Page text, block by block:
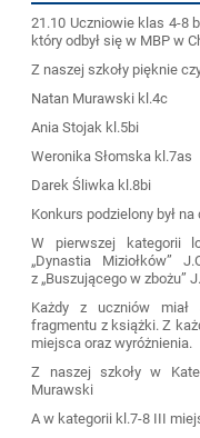
21.10 Uczniowie klas 4-8
który odbył się w MBP w
Z naszej szkoły pięknie
Natan Murawski kl.4c
Ania Stojak kl.5bi
Weronika Słomska kl.7as
Darek Śliwka kl.8bi
Konkurs podzielony był
W pierwszej kategorii
„Dynastia Miziołków”
z „Buszującego w zbożu”
Każdy z uczniów miał
fragmentu z książki. Z
miejsca oraz wyróżnienia.
Z naszej szkoły w
Murawski
A w kategorii kl.7-8 III